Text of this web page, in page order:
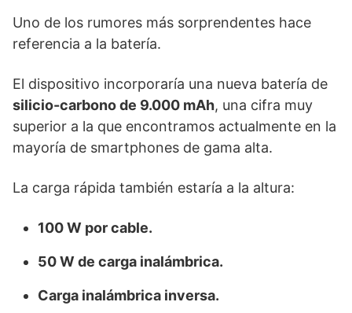
Uno de los rumores más sorprendentes hace
referencia a la batería.
El dispositivo incorporaría una nueva batería de
silicio-carbono de 9.000 mAh, una cifra muy
superior a la que encontramos actualmente en la
mayoría de smartphones de gama alta.
La carga rápida también estaría a la altura:
100 W por cable.
50 W de carga inalámbrica.
Carga inalámbrica inversa.